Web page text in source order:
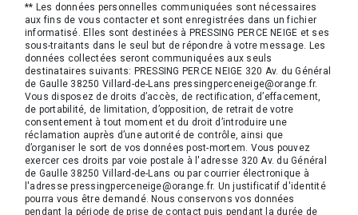
** Les données personnelles communiquées sont nécessaires
aux fins de vous contacter et sont enregistrées dans un fichier
informatisé. Elles sont destinées à PRESSING PERCE NEIGE et ses
sous-traitants dans le seul but de répondre à votre message. Les
données collectées seront communiquées aux seuls
destinataires suivants: PRESSING PERCE NEIGE 320 Av. du Général
de Gaulle 38250 Villard-de-Lans pressingperceneige@orange.fr.
Vous disposez de droits d’accès, de rectification, d’effacement,
de portabilité, de limitation, d’opposition, de retrait de votre
consentement à tout moment et du droit d’introduire une
réclamation auprès d’une autorité de contrôle, ainsi que
d’organiser le sort de vos données post-mortem. Vous pouvez
exercer ces droits par voie postale à l'adresse 320 Av. du Général
de Gaulle 38250 Villard-de-Lans ou par courrier électronique à
l'adresse pressingperceneige@orange.fr. Un justificatif d'identité
pourra vous être demandé. Nous conservons vos données
pendant la période de prise de contact puis pendant la durée de